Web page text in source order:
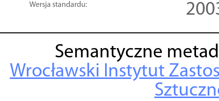
Wersja standardu:
Semantyczne
Wrocławski Instytut